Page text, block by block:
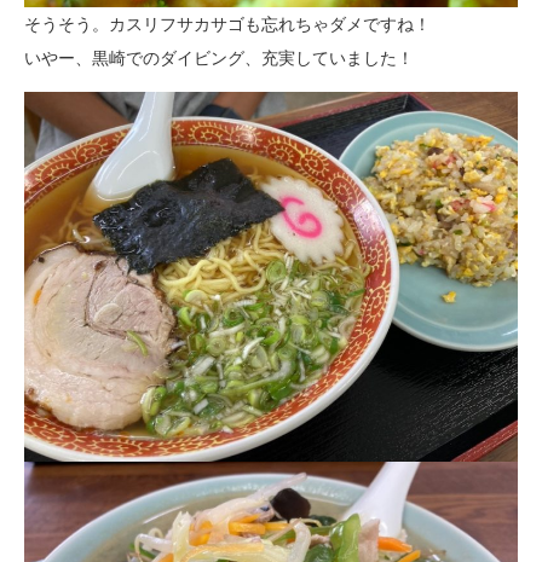
そうそう。カスリフサカサゴも忘れちゃダメですね！
いやー、黒崎でのダイビング、充実していました！